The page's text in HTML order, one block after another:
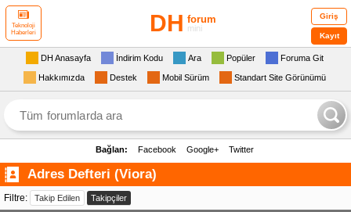
Teknoloji
Haberleri
DH forum
mini
Giriş
Kayıt
DH Anasayfa İndirim Kodu Ara Popüler Foruma Git
Hakkımızda Destek Mobil Sürüm Standart Site Görünümü
Bağlan: Facebook Google+ Twitter
Adres Defteri (Viora)
Filtre: Takip Edilen Takipçiler